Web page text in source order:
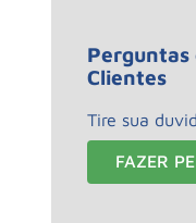
Perguntas
Clientes
Tire sua
FAZER